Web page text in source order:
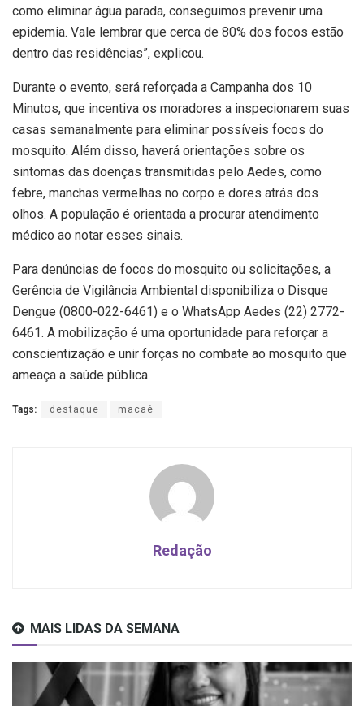
como eliminar água parada, conseguimos prevenir uma
epidemia. Vale lembrar que cerca de 80% dos focos estão
dentro das residências”, explicou.
Durante o evento, será reforçada a Campanha dos 10
Minutos, que incentiva os moradores a inspecionarem suas
casas semanalmente para eliminar possíveis focos do
mosquito. Além disso, haverá orientações sobre os
sintomas das doenças transmitidas pelo Aedes, como
febre, manchas vermelhas no corpo e dores atrás dos
olhos. A população é orientada a procurar atendimento
médico ao notar esses sinais.
Para denúncias de focos do mosquito ou solicitações, a
Gerência de Vigilância Ambiental disponibiliza o Disque
Dengue (0800-022-6461) e o WhatsApp Aedes (22) 2772-
6461. A mobilização é uma oportunidade para reforçar a
conscientização e unir forças no combate ao mosquito que
ameaça a saúde pública.
Tags: destaque macaé
Redação
MAIS LIDAS DA SEMANA